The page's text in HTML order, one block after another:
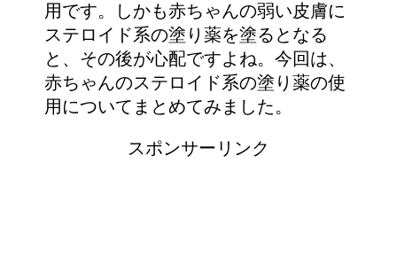
用です。しかも赤ちゃんの弱い皮膚に
ステロイド系の塗り薬を塗るとなる
と、その後が心配ですよね。今回は、
赤ちゃんのステロイド系の塗り薬の使
用についてまとめてみました。
スポンサーリンク